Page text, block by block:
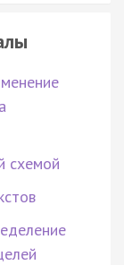
схемой